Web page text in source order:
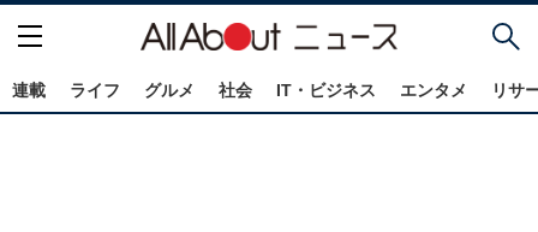
連載 ライフ グルメ 社会 IT・ビジネス エンタメ リサ